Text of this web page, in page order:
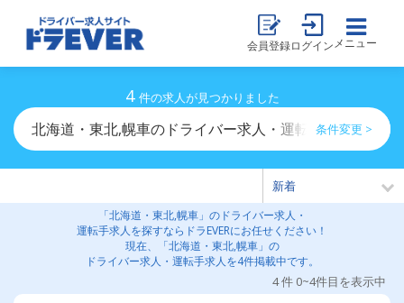
会員登録ログイン メニュー
4 件の求人が見つかりました
北海道・東北,幌車のドライバー求人・運転手求人一覧
条件変更 >
「北海道・東北,幌車」のドライバー求人・
運転手求人を探すならドラEVERにお任せください！
現在、「北海道・東北,幌車」の
ドライバー求人・運転手求人を4件掲載中です。
4 件 0~4件目を表示中